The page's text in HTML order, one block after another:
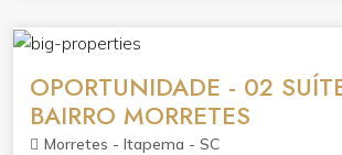
OPORTUNIDADE - 02
BAIRRO MORRETES
Morretes - Itapema - SC